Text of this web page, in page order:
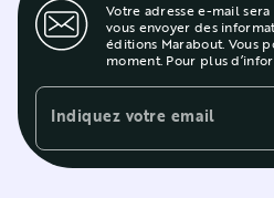
Votre adresse e-mail
vous envoyer des
éditions Marabout. Vous
moment. Pour plus
Indiquez votre email